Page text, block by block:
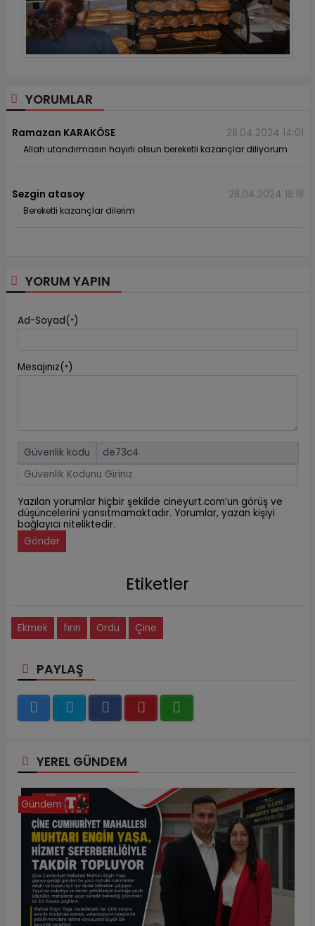
YORUMLAR
Ramazan KARAKÖSE 28.04.2024 14:01
Allah utandırmasın hayırlı olsun bereketli kazançlar diliyorum
Sezgin atasoy 28.04.2024 18:18
Bereketli kazançlar dilerim
YORUM YAPIN
Ad-Soyad( *)
Mesajınız( *)
Güvenlik kodu
Yazılan yorumlar hiçbir şekilde cineyurt.com’un görüş ve
düşüncelerini yansıtmamaktadır. Yorumlar, yazan kişiyi
bağlayıcı niteliktedir.
Gönder
Etiketler
Ekmek fırın Ordu Çine
PAYLAŞ
YEREL GÜNDEM
Gündem